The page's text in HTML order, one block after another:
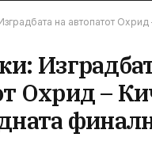
на автопатот Охрид – Кичево е во
Охрид –